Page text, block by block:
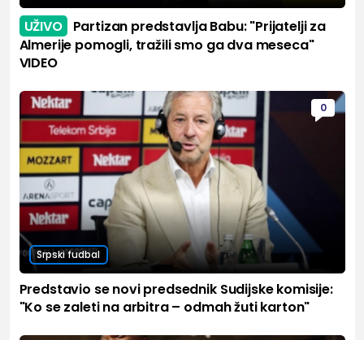
UŽIVO
Partizan predstavlja Babu: "Prijatelji za
Almerije pomogli, tražili smo ga dva meseca"
VIDEO
0
Srpski fudbal
Predstavio se novi predsednik Sudijske komisije:
"Ko se zaleti na arbitra – odmah žuti karton"